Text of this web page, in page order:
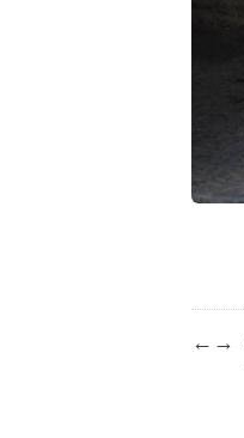
← →